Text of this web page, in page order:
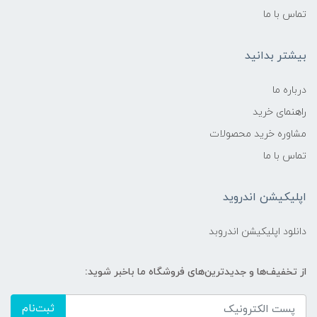
تماس با ما
بیشتر بدانید
درباره ما
راهنمای خرید
مشاوره خرید محصولات
تماس با ما
اپلیکیشن اندروید
دانلود اپلیکیشن اندروبد
از تخفیف‌ها و جدیدترین‌های فروشگاه ما باخبر شوید:
ثبت‌نام